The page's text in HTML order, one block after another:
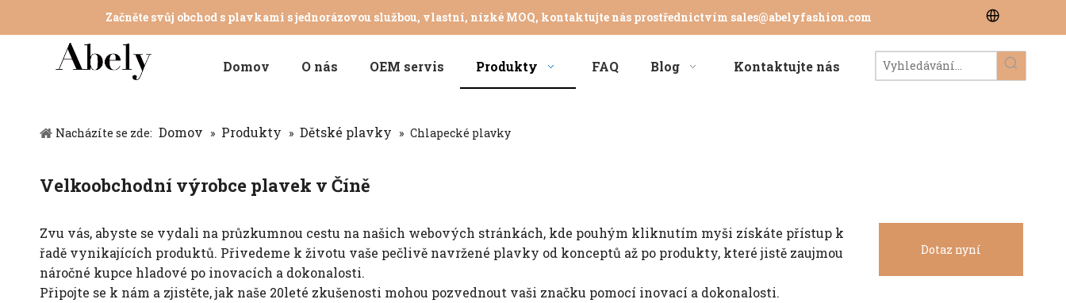
Začněte svůj obchod s plavkami s jednorázovou službou, vlastní, nízké MOQ, kontaktujte nás prostřednictvím sales@abelyfashion.com
Domov O nás OEM servis Produkty FAQ Blog Kontaktujte nás
Nacházíte se zde: Domov » Produkty » Dětské plavky » Chlapecké plavky
Velkoobchodní výrobce plavek v Číně
Zvu vás, abyste se vydali na průzkumnou cestu na našich webových stránkách, kde pouhým kliknutím myši získáte přístup k
řadě vynikajících produktů. Přivedeme k životu vaše pečlivě navržené plavky od konceptů až po produkty, které jistě zaujmou
náročné kupce hladové po inovacích a dokonalosti.
Připojte se k nám a zjistěte, jak naše 20leté zkušenosti mohou pozvednout vaši značku pomocí inovací a dokonalosti.
Dotaz nyní